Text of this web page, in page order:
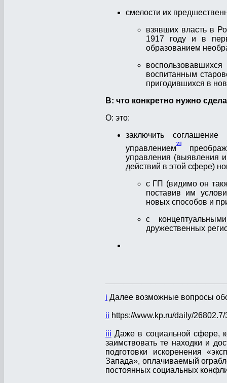
смелости их
взявших власть в
1917 году и в
образованием
воспитанным
пригодившихся в
В: что конкретно нужно
О: это:
заключить
управлением
vii
управления (выявления
действий в этой сфере)
с ГП (видимо он
поставив им
новых способов и
с
дружественных
i Далее возможные вопросы
ii https://www.kp.ru/daily/
iii Даже в социальной сфере,
заимствовать те находки и
подготовки искоренения
Запада», оплачиваемый
постоянных социальных